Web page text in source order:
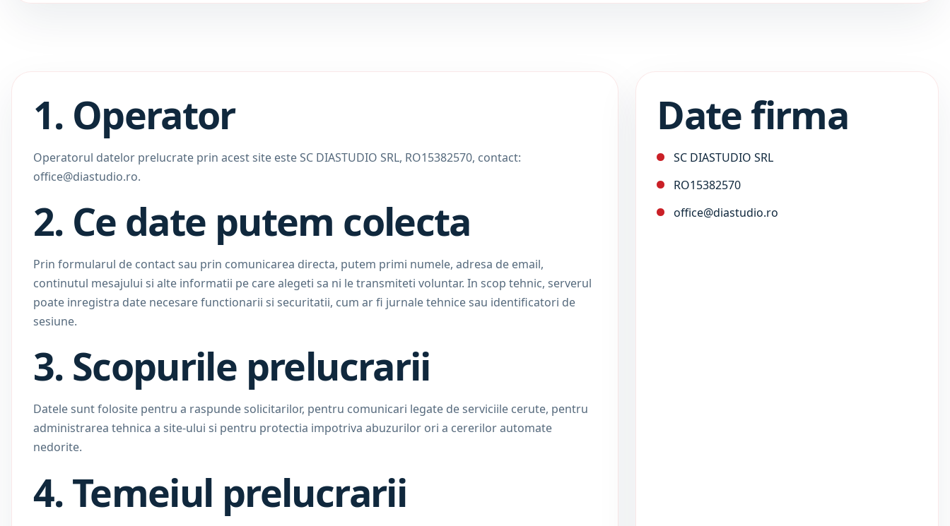
1. Operator
Operatorul datelor prelucrate prin acest site este SC DIASTUDIO SRL, RO15382570, contact:
office@diastudio.ro.
2. Ce date putem colecta
Prin formularul de contact sau prin comunicarea directa, putem primi numele, adresa de email,
continutul mesajului si alte informatii pe care alegeti sa ni le transmiteti voluntar. In scop tehnic, serverul
poate inregistra date necesare functionarii si securitatii, cum ar fi jurnale tehnice sau identificatori de
sesiune.
3. Scopurile prelucrarii
Datele sunt folosite pentru a raspunde solicitarilor, pentru comunicari legate de serviciile cerute, pentru
administrarea tehnica a site-ului si pentru protectia impotriva abuzurilor ori a cererilor automate
nedorite.
4. Temeiul prelucrarii
Date firma
SC DIASTUDIO SRL
RO15382570
office@diastudio.ro